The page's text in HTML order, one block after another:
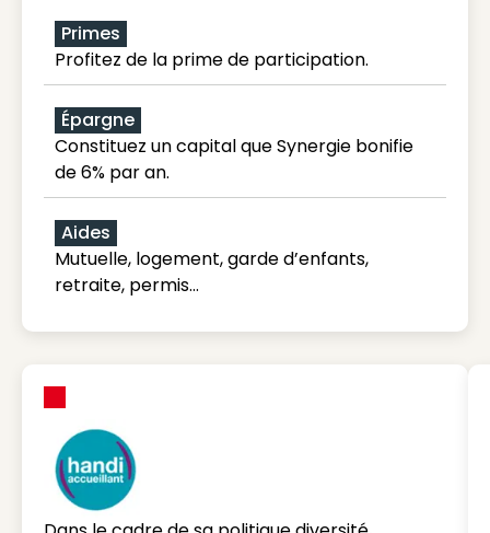
Primes
Profitez de la prime de participation.
Épargne
Constituez un capital que Synergie bonifie
de 6% par an.
Aides
Mutuelle, logement, garde d’enfants,
retraite, permis…